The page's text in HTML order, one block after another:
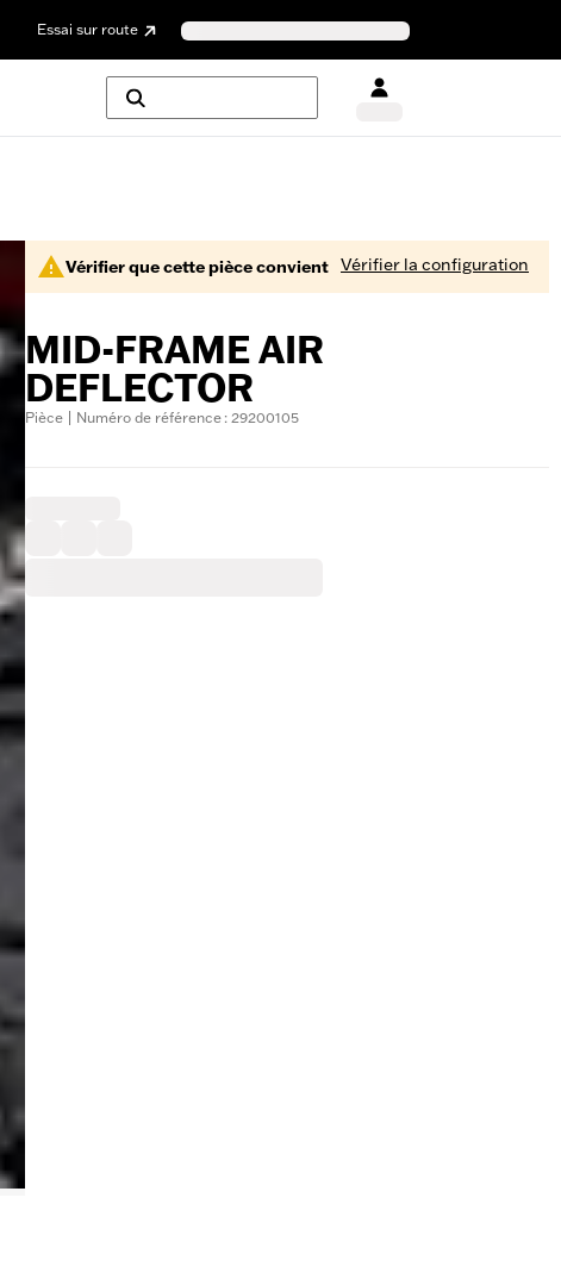
Essai sur route
Vérifier que cette pièce convient Vérifier la configuration
MID-FRAME AIR
DEFLECTOR
Pièce | Numéro de référence : 29200105